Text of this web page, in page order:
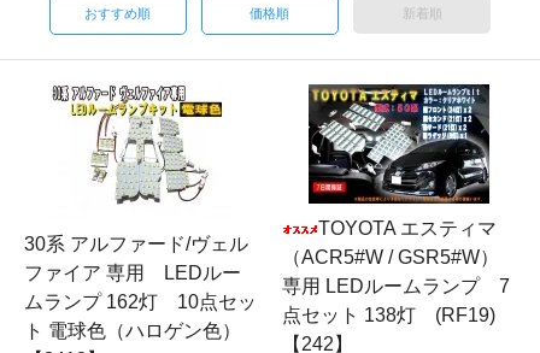
おすすめ順 価格順 新着順
30系 アルファード/ヴェル
ファイア 専用 LEDルー
ムランプ 162灯 10点セッ
ト 電球色（ハロゲン色）
TOYOTA エスティマ
（ACR5#W / GSR5#W）
専用 LEDルームランプ 7
点セット 138灯 (RF19)
【242】